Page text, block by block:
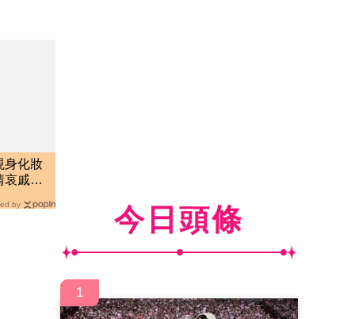
身化妝
戚告
by 今日頭條
1